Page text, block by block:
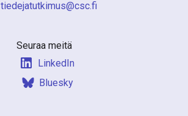
if.csc@sumiktutajedeit
Seuraa meitä
LinkedIn
Bluesky